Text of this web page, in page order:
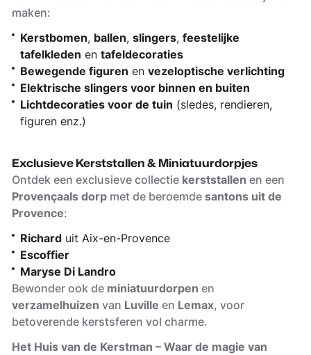
maken:
Kerstbomen, ballen,slingers,feestelijke
tafelkleden entafeldecoraties
Bewegende figuren envezeloptische verlichting
Elektrische slingers voor binnen en buiten
Lichtdecoraties voor de tuin (sledes, rendieren,
figuren enz.)
Exclusieve Kerststallen & Miniatuurdorpjes
Ontdek een exclusieve collectie kerststallen en een
Provençaals dorp met de beroemdesantons uit de
Provence:
Richard uit Aix-en-Provence
Escoffier
Maryse Di Landro
Bewonder ook de miniatuurdorpen en
verzamelhuizen van Luville en Lemax, voor
betoverende kerstsferen vol charme.
Het Huis van de Kerstman – Waar de magie van